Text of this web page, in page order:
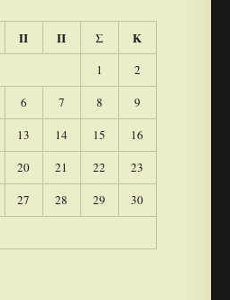
Π Π Σ Κ
1
2
6 7 8
9
13 14 15
16
20 21 22
23
27 28 29
30